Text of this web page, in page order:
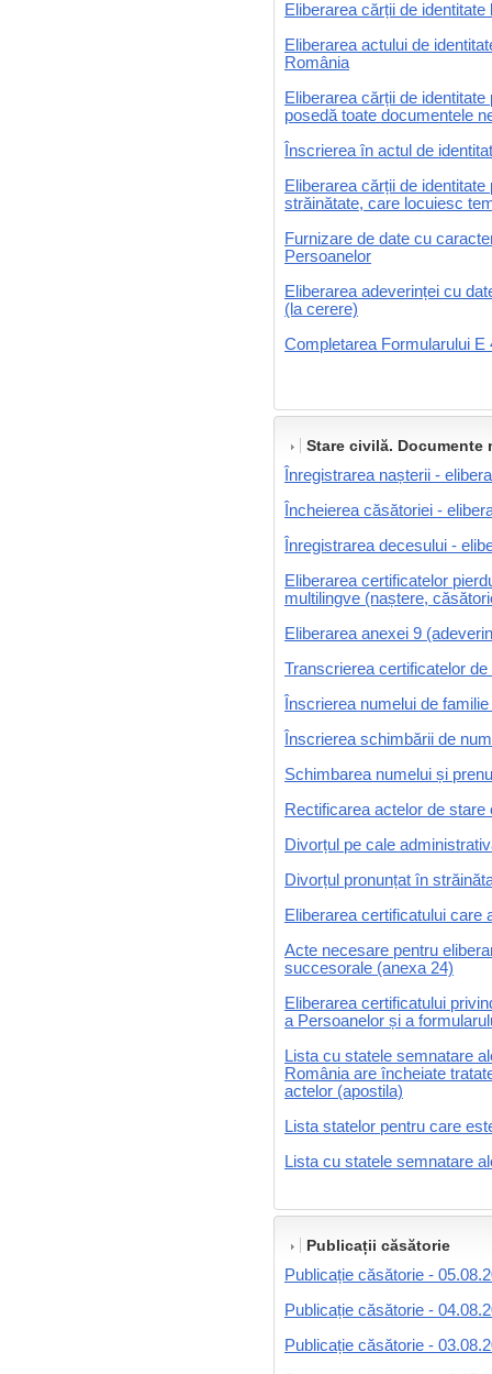
Eliberarea cărții de
Eliberarea actului de
România
Eliberarea cărții de
posedă toate documentele
Înscrierea în actul de
Eliberarea cărții de
străinătate, care locuiesc
Furnizare de date cu
Persoanelor
Eliberarea adeverinței cu
(la cerere)
Completarea Formularului E
Stare civilă. Documente
Înregistrarea nașterii -
Încheierea căsătoriei -
Înregistrarea decesului -
Eliberarea certificatelor
multilingve (naștere,
Eliberarea anexei 9
Transcrierea certificatelor
Înscrierea numelui de
Înscrierea schimbării de
Schimbarea numelui și
Rectificarea actelor de stare
Divorțul pe cale
Divorțul pronunțat în
Eliberarea certificatului care
Acte necesare pentru
succesorale (anexa 24)
Eliberarea certificatului
a Persoanelor și a
Lista cu statele semnatare
România are încheiate
actelor (apostila)
Lista statelor pentru care
Lista cu statele semnatare
Publicații căsătorie
Publicație căsătorie -
Publicație căsătorie -
Publicație căsătorie -